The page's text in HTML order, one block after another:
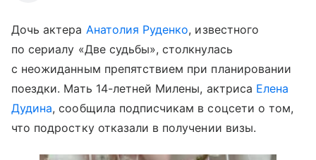
Дочь актера Анатолия Руденко, известного
по сериалу «Две судьбы», столкнулась
с неожиданным препятствием при планировании
поездки. Мать 14-летней Милены, актриса Елена
Дудина, сообщила подписчикам в соцсети о том,
что подростку отказали в получении визы.